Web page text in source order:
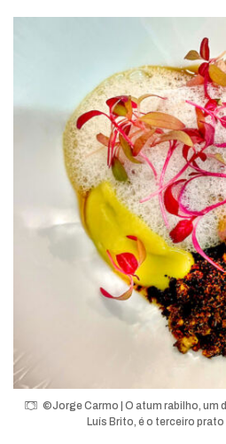
©Jorge Carmo | O atum rabilho, um
Luís Brito, é o terceiro